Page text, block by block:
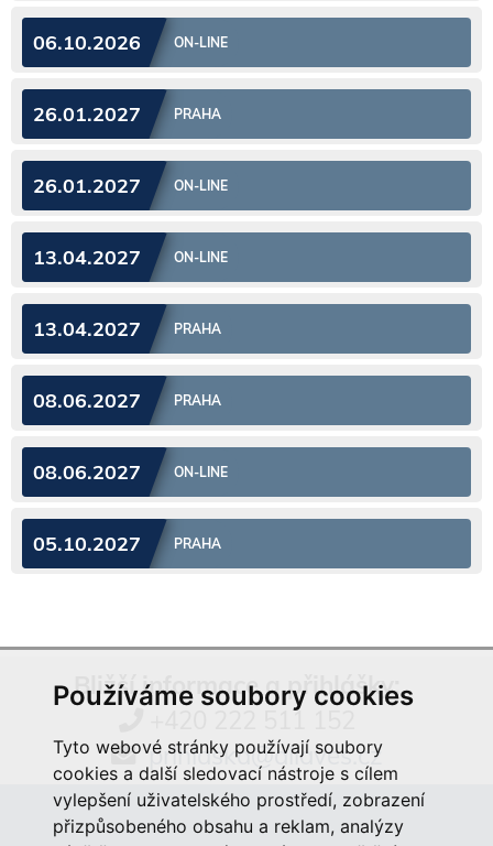
Používáme soubory cookies
Tyto webové stránky používají soubory
cookies a další sledovací nástroje s cílem
vylepšení uživatelského prostředí, zobrazení
přizpůsobeného obsahu a reklam, analýzy
06.10.2026 ON-LINE
26.01.2027 PRAHA
26.01.2027 ON-LINE
13.04.2027 ON-LINE
13.04.2027 PRAHA
08.06.2027 PRAHA
08.06.2027 ON-LINE
05.10.2027 PRAHA
Bližší informace a přihlášky:
+420 222 511 152
prihlaska@aliaves.cz